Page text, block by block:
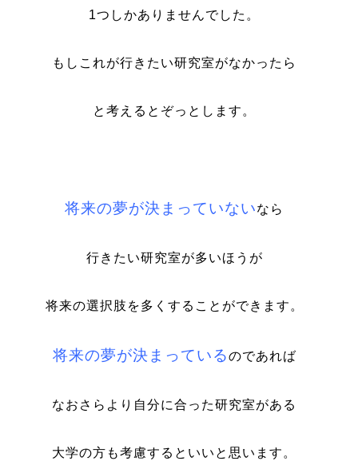
1つしかありませんでした。
もしこれが行きたい研究室がなかったら
と考えるとぞっとします。
将来の夢が決まっていないなら
行きたい研究室が多いほうが
将来の選択肢を多くすることができます。
将来の夢が決まっているのであれば
なおさらより自分に合った研究室がある
大学の方も考慮するといいと思います。